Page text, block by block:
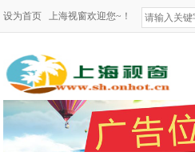
设为首页 上海视窗欢迎您~！